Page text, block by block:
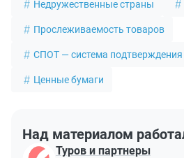
Недружественные страны
Прослеживаемость товаров
СПОТ — система
Ценные бумаги
Над материалом
Туров и партнеры